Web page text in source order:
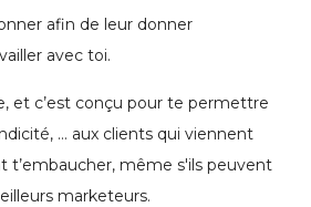
afin de leur donner
avec toi.
et c’est conçu pour te permettre
… aux clients qui viennent
t’embaucher, même s'ils peuvent
marketeurs.